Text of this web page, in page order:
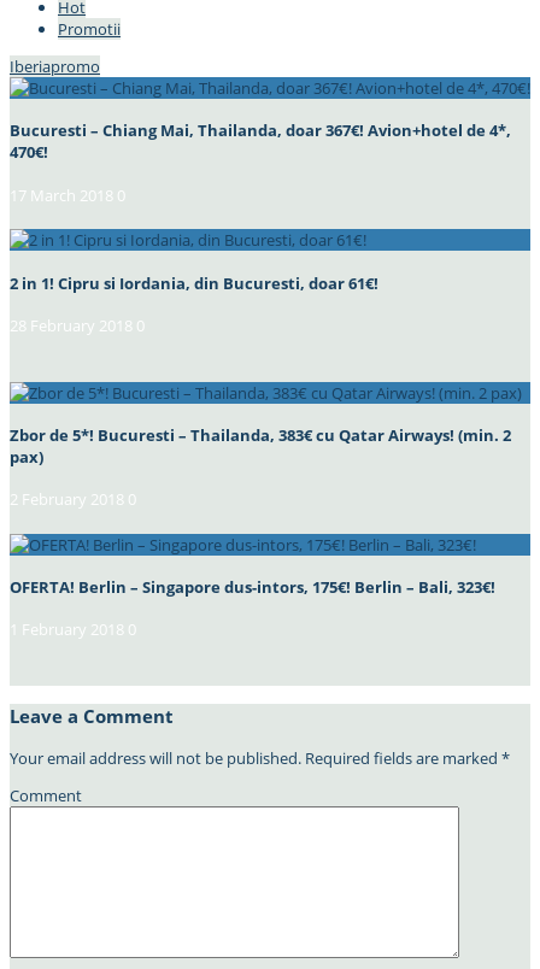
Hot
Promotii
Iberiapromo
Bucuresti – Chiang Mai, Thailanda, doar 367€! Avion+hotel de 4*,
470€!
17 March 2018 0
2 in 1! Cipru si Iordania, din Bucuresti, doar 61€!
28 February 2018 0
Zbor de 5*! Bucuresti – Thailanda, 383€ cu Qatar Airways! (min. 2
pax)
2 February 2018 0
OFERTA! Berlin – Singapore dus-intors, 175€! Berlin – Bali, 323€!
1 February 2018 0
Leave a Comment
Your email address will not be published. Required fields are marked *
Comment